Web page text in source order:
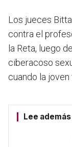
Los jueces
contra el
la Reta, luego
ciberacoso
cuando la joven
Lee además